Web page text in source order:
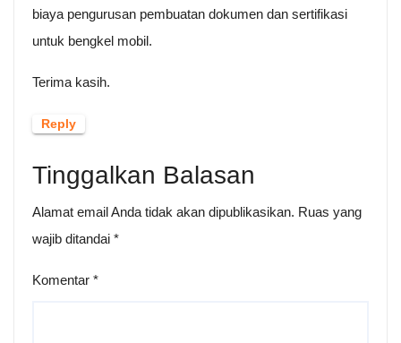
biaya pengurusan pembuatan dokumen dan sertifikasi
untuk bengkel mobil.
Terima kasih.
Reply
Tinggalkan Balasan
Alamat email Anda tidak akan dipublikasikan. Ruas yang
wajib ditandai *
Komentar *